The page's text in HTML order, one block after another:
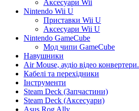
Аксесуари Wii
Nintendo Wii U
Приставки Wii U
Аксесуари Wii U
Nintendo GameCube
Мод чипи GameCube
Навушники
Air Mouse, аудіо відео конвертери.
Кабелі та перехідники
Інструменти
Steam Deck (Запчастини)
Steam Deck (Аксесуари)
Asus Rog Ally